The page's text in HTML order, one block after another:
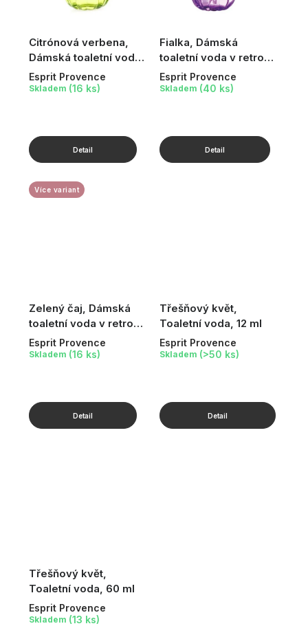
Citrónová verbena,
Dámská toaletní voda
v retro flakónku, 60 ml
Esprit Provence
Skladem (16 ks)
Fialka, Dámská
toaletní voda v retro
flakónku, 60 ml
Esprit Provence
Skladem (40 ks)
Zelený čaj, Dámská
toaletní voda v retro
flakónku
Více variant
Esprit Provence
Skladem (16 ks)
Třešňový květ,
Toaletní voda, 12 ml
Esprit Provence
Skladem (>50 ks)
Třešňový květ,
Toaletní voda, 60 ml
Esprit Provence
Skladem (13 ks)